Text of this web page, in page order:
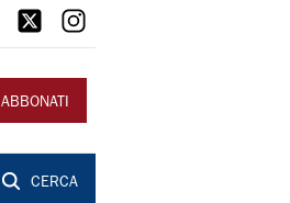
ABBONATI
CERCA